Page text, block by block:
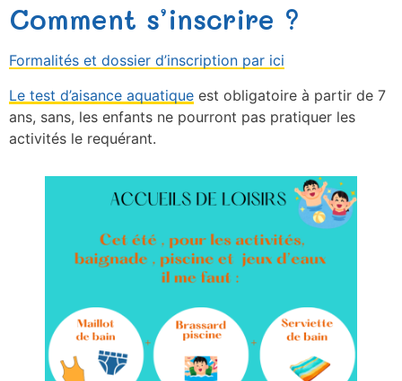
Comment s’inscrire ?
Formalités et dossier d’inscription par ici
Le test d’aisance aquatique est obligatoire à partir de 7
ans, sans, les enfants ne pourront pas pratiquer les
activités le requérant.